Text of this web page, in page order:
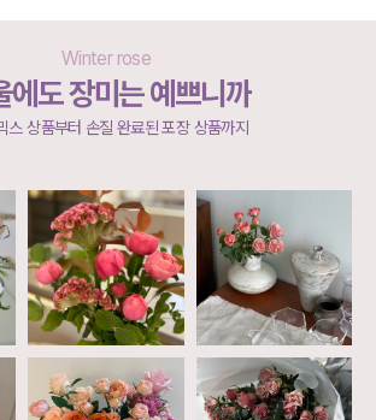
Winter rose
에도 장미는 예쁘니까
스 상품부터 손질 완료된 포장 상품까지